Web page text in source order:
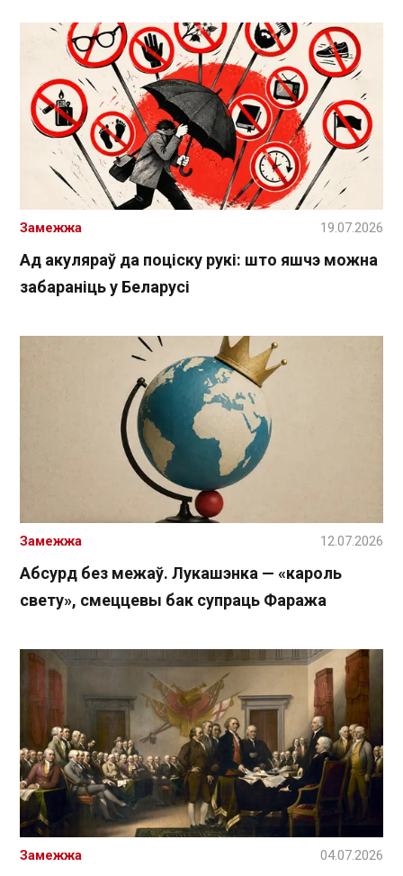
Ад акуляраў да поціску рукі: што яшчэ можна
забараніць у Беларусі
Замежжа 19.07.2026
Абсурд без межаў. Лукашэнка — «кароль
свету», смеццевы бак супраць Фаража
Замежжа 12.07.2026
Замежжа 04.07.2026